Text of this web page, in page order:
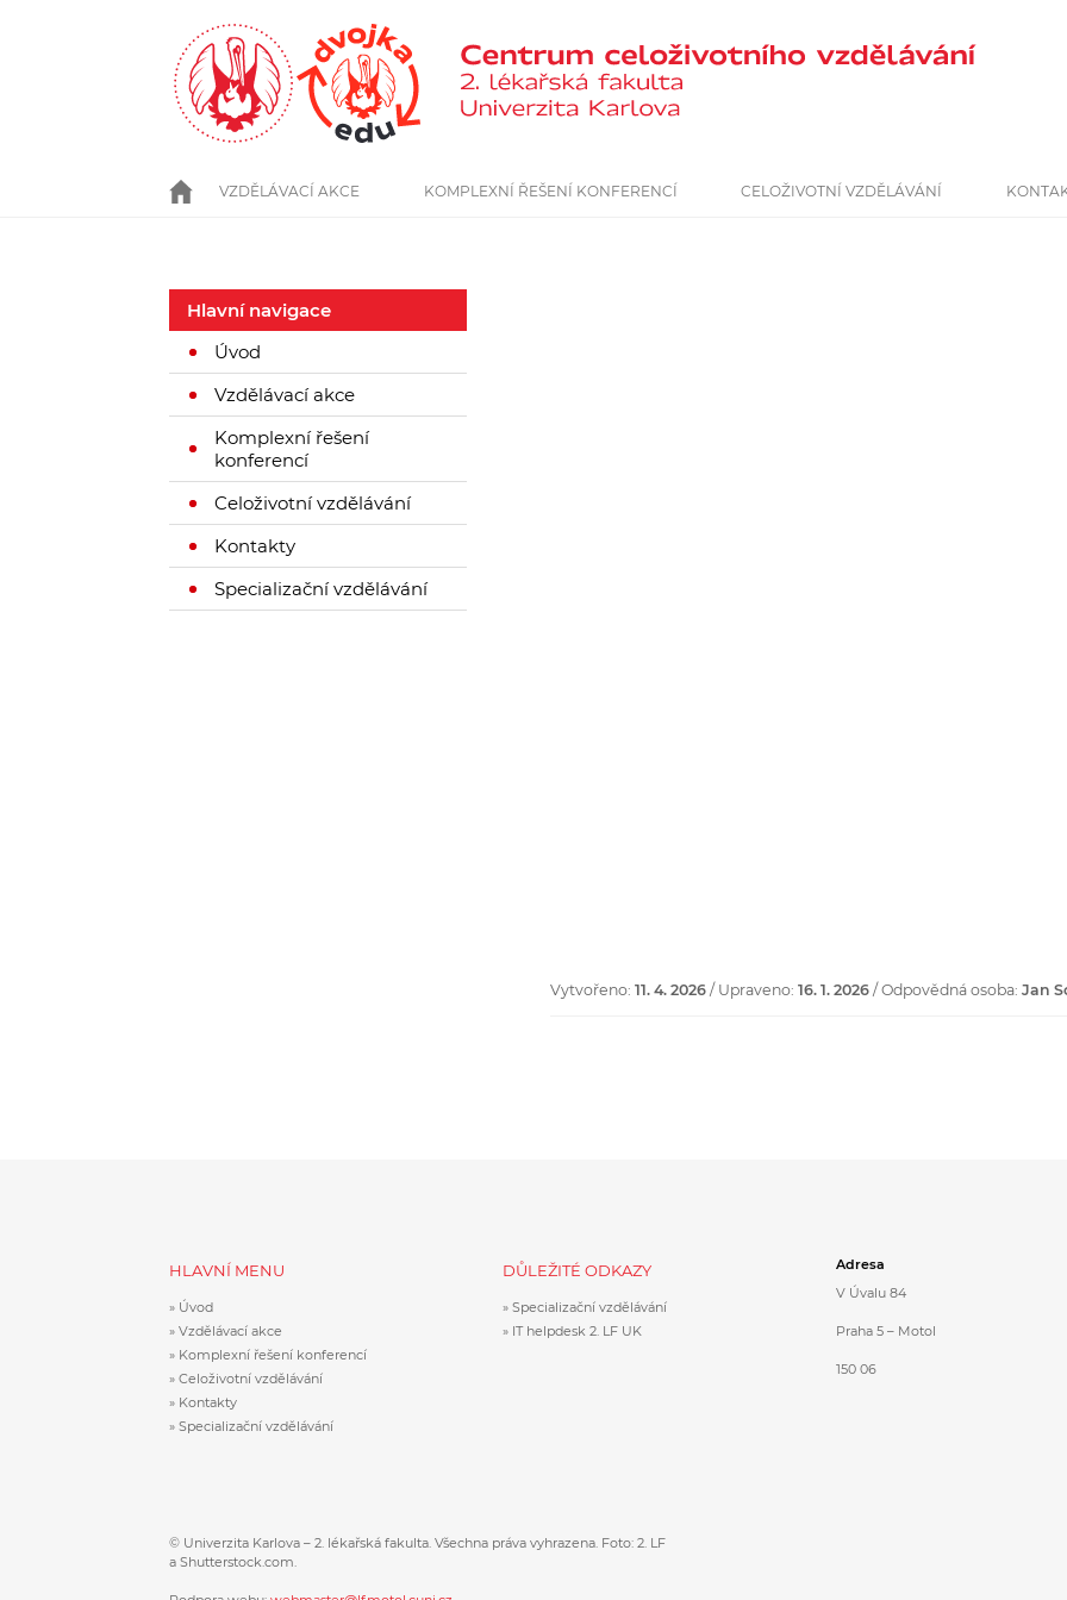
ÚVOD
VZDĚLÁVACÍ AKCE KOMPLEXNÍ ŘEŠENÍ KONFERENCÍ CELOŽIVOTNÍ VZDĚLÁVÁNÍ
Hlavní navigace
Úvod
Vzdělávací akce
Komplexní řešení
konferencí
Celoživotní vzdělávání
Kontakty
Specializační vzdělávání
Vytvořeno: 11. 4. 2026 / Upraveno: 16. 1. 2026 / Odpovědná osoba: Jan
HLAVNÍ MENU
Úvod
Vzdělávací akce
Komplexní řešení konferencí
Celoživotní vzdělávání
Kontakty
Specializační vzdělávání
DŮLEŽITÉ ODKAZY
Specializační vzdělávání
IT helpdesk 2. LF UK
Adresa
V Úvalu 84
Praha 5 – Motol
150 06
© Univerzita Karlova – 2. lékařská fakulta. Všechna práva vyhrazena. Foto: 2. LF
a Shutterstock.com.